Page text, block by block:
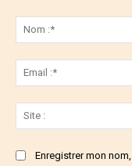
Enregistrer mon